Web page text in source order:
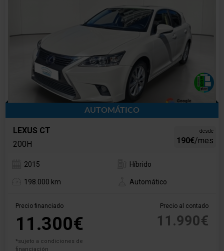
AUTOMÁTICO
LEXUS CT
200H
desde
190€/mes
2015 Híbrido
198.000 km Automático
Precio financiado
11.300€
*sujeto a condiciones de
financiación
Precio al contado
11.990€